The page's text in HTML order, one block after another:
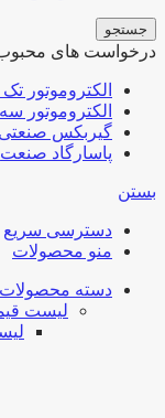
جستجو
درخواست های
الکتروموتور تک
الکتروموتور سه
گیربکس صنعتی
پاسارگاد صنعت
بستن
دسترسی سریع
منو محصولات
دسته محصولات
لیست